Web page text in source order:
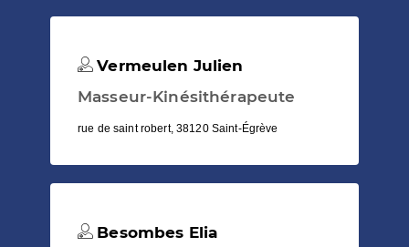
Vermeulen Julien
Masseur-Kinésithérapeute
rue de saint robert, 38120 Saint-Égrève
Besombes Elia